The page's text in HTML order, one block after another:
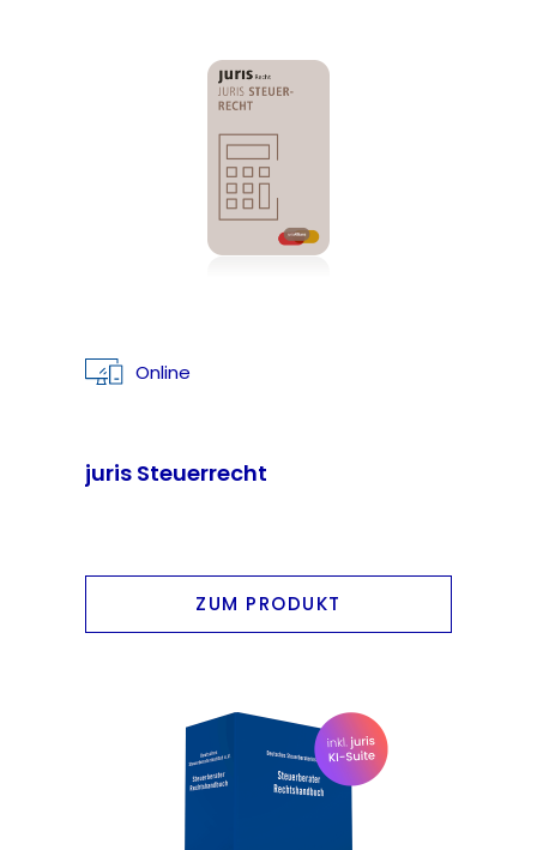
Online
juris Steuerrecht
ZUM PRODUKT